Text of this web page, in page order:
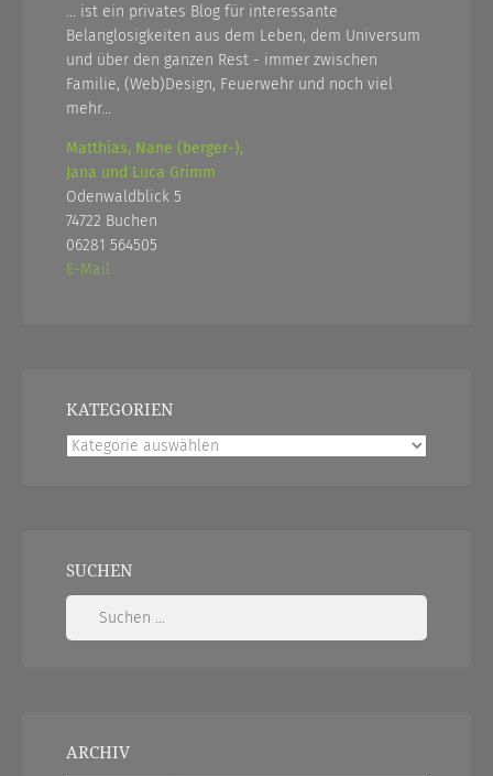
... ist ein privates Blog für interessante
Belanglosigkeiten aus dem Leben, dem Universum
und über den ganzen Rest - immer zwischen
Familie, (Web)Design, Feuerwehr und noch viel
mehr...
Matthias, Nane (berger-),
Jana und Luca Grimm
Odenwaldblick 5
74722 Buchen
06281 564505
E-Mail
KATEGORIEN
Kategorien
SUCHEN
Suchen
ARCHIV